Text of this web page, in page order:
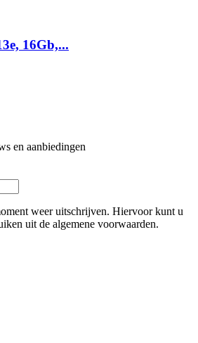
16Gb,...
en aanbiedingen
weer uitschrijven. Hiervoor kunt u
uit de algemene voorwaarden.